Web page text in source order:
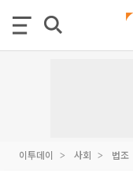
이투데이 사회 법조